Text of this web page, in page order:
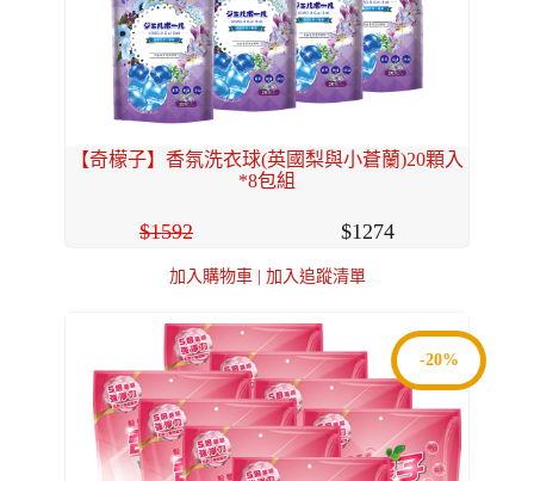
【奇檬子】香氛洗衣球(英國梨與小蒼蘭)20顆入
*8包組
1592 1274
加入購物車 | 加入追蹤清單
-20%